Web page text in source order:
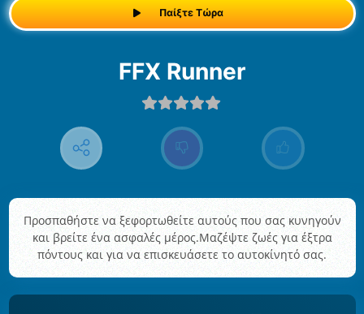
Παίξτε Τώρα
FFX Runner
Προσπαθήστε να ξεφορτωθείτε αυτούς που σας κυνηγούν
και βρείτε ένα ασφαλές μέρος.Μαζέψτε ζωές για έξτρα
πόντους και για να επισκευάσετε το αυτοκίνητό σας.